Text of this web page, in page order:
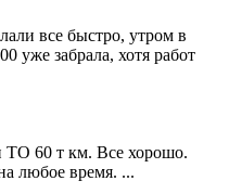
все быстро, утром в
уже забрала, хотя работ
ТО 60 т км. Все хорошо.
любое время. ...